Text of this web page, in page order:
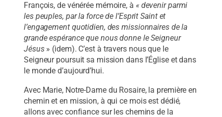
François, de vénérée mémoire, à « devenir parmi
les peuples, par la force de l’Esprit Saint et
l’engagement quotidien, des missionnaires de la
grande espérance que nous donne le Seigneur
Jésus » (idem). C’est à travers nous que le
Seigneur poursuit sa mission dans l’Église et dans
le monde d’aujourd’hui.
Avec Marie, Notre-Dame du Rosaire, la première en
chemin et en mission, à qui ce mois est dédié,
allons avec confiance sur les chemins de la